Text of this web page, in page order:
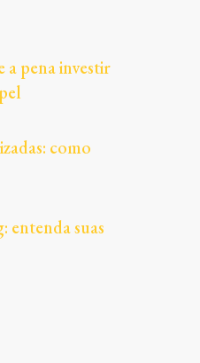
a pena investir
como
entenda suas